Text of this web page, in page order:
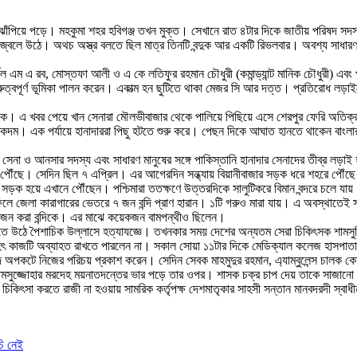
পড়ে। মহকুমা শহর হবিগঞ্জ তখন মুক্ত। সেখানে রাত ৪টার দিকে জাতীয় পরিষদ
জ্বলে উঠে। অথচ অস্ত্র বলতে ছিল মাত্র তিনটি বন্দুক আর একটি রিভলবার। অবশ্য
এম এ রব, মোস্তফা আলী ও এ কে লতিফুর রহমান চৌধুরী (কমান্ড্যান্ট মানিক চৌধুরী)
ভূমিকা পালন করেন। একাত্ম হন ছুটিতে থাকা মেজর সি আর দত্ত। প্রতিরোধ
এ খবর পেয়ে খান সেনারা মৌলভীবাজার থেকে পালিয়ে পিছিয়ে এসে শেরপুর ফেরি
এক পর্যায়ে হানাদাররা পিছু হটতে শুরু করে। পেছন দিকে আঘাত হানতে থাকেন
ও আনসার সদস্য এবং সাধারণ মানুষের সঙ্গে পাকিস্তানি হানাদার সেনাদের তীব্র
সেদিন ছিল ৭ এপ্রিল। এর আগেরদিন সন্ধ্যায় বিয়ানীবাজার সড়ক ধরে শহরে
হয়ে এখানে পৌঁছেন। পশ্চিমারা ততক্ষণে উত্তরদিকে সালুটিকরে বিমান বন্দরে চলে
কারাগারের ভেতরে ৭ জন বন্দি প্রাণ হারান। ১টি গরুও মারা যায়। এ অবস্থাতেই
করা বন্দিকে। এর মাঝে কয়েকজন বামপন্থীও ছিলেন।
উঠে পৈশাচিক উল্লাসে হত্যাযজ্ঞে। তখনকার সময় দেশের অন্যতম সেরা চিকিৎসক
অব্যাহত রাখতে পারলেন না। সকাল সোয়া ১১টার দিকে মেডিক্যাল কলেজ
অপকটে নিজের পরিচয় প্রকাশ করেন। সেদিন সেবক মাহমুদুর রহমান, এ্যাম্বুলেন্স
মরদেহ ময়নাতদন্তের ভার পড়ে তার ওপর। শাসক চক্র চাপ দেয় তাকে
করতে রাজী না হওয়ায় সামরিক কর্তৃপক্ষ দেশমাতৃকার সাহসী সন্তান মানবদরদী